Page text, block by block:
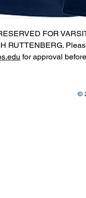
FOR
RUTTENBERG.
for approval
©